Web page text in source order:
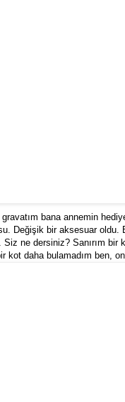
bana annemin
Değişik bir aksesuar oldu.
Siz ne dersiniz? Sanırım
kot daha bulamadım ben,